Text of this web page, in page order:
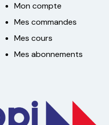
Mon compte
Mes commandes
Mes cours
Mes abonnements